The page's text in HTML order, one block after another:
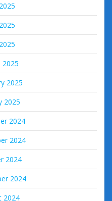
2025
2025
2025
2024
2024
2024
2024
2024